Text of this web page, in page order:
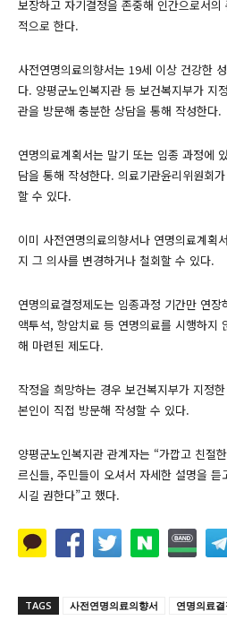
보장하고 자기결정을 존중해 인간으로서
적으로 한다.
사전연명의료의향서는 19세 이상 건강한
다. 양평군노인복지관 등 보건복지부가 지
관을 방문해 충분한 상담을 통해 작성한다.
연명의료계획서는 말기 또는 임종 과정에
담을 통해 작성한다. 의료기관윤리위원회
할 수 있다.
이미 사전연명의료의향서나 연명의료계획
지 그 의사를 변경하거나 철회할 수 있다.
연명의료결정제도는 임종과정 기간만 연
액투석, 항암치료 등 연명의료를 시행하지
해 마련된 제도다.
작정을 희망하는 경우 보건복지부가 지정
본인이 직접 방문해 작성할 수 있다.
양평군노인복지관 관계자는 “가깝고 친절
르신들, 주민들이 오셔서 자세한 설명을
시길 권한다”고 했다.
TAGS 사전연명의료의향서 연명의료